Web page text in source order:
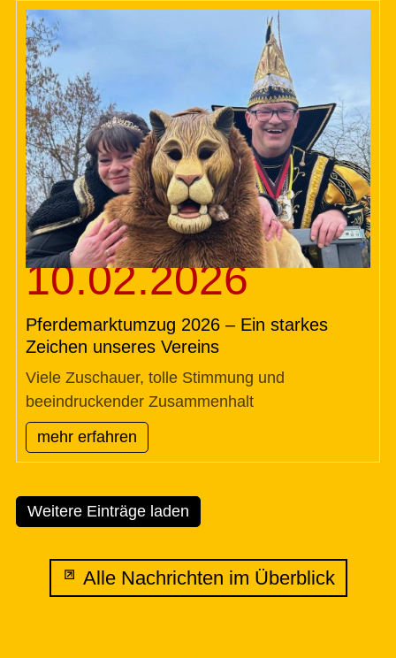
10.02.2026
Pferdemarktumzug 2026 – Ein starkes
Zeichen unseres Vereins
Viele Zuschauer, tolle Stimmung und
beeindruckender Zusammenhalt
mehr erfahren
Weitere Einträge laden
Alle Nachrichten im Überblick